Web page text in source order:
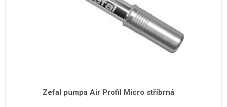
Zefal pumpa Air Profil Micro stříbrná